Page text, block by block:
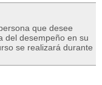
que desee
del desempeño en su
se realizará durante